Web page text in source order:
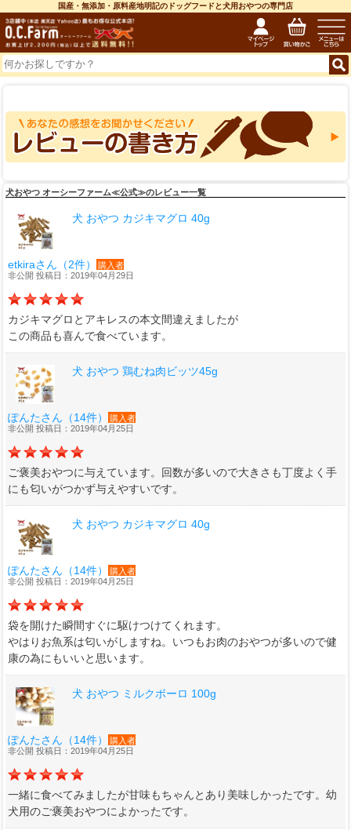
国産・無添加・原料産地明記のドッグフードと犬用おやつの専門店
犬おやつ オーシーファーム≪公式≫のレビュー一覧
犬 おやつ カジキマグロ 40g
etkiraさん（2件）
購入者
非公開 投稿日：2019年04月29日
カジキマグロとアキレスの本文間違えましたが
この商品も喜んで食べています。
犬 おやつ 鶏むね肉ビッツ45g
ぽんたさん（14件）
購入者
非公開 投稿日：2019年04月25日
ご褒美おやつに与えています。回数が多いので大きさも丁度よく手
にも匂いがつかず与えやすいです。
犬 おやつ カジキマグロ 40g
ぽんたさん（14件）
購入者
非公開 投稿日：2019年04月25日
袋を開けた瞬間すぐに駆けつけてくれます。
やはりお魚系は匂いがしますね。いつもお肉のおやつが多いので健
康の為にもいいと思います。
犬 おやつ ミルクボーロ 100g
ぽんたさん（14件）
購入者
非公開 投稿日：2019年04月25日
一緒に食べてみましたが甘味もちゃんとあり美味しかったです。幼
犬用のご褒美おやつによかったです。